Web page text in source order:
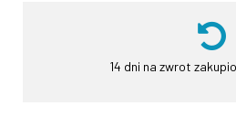
14 dni na zwrot